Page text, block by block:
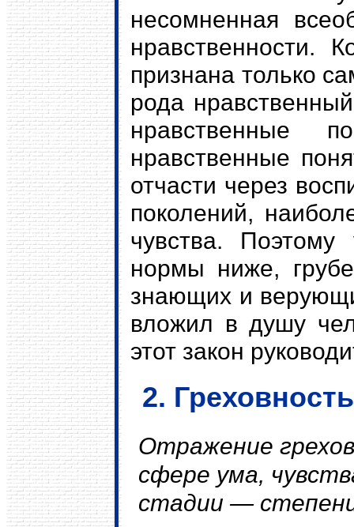
несомненная
нравственности.
признана только
рода
нравственные
нравственные
отчасти через
поколений,
чувства.
нормы ниже,
знающих и
вложил в душу
этот закон
2.
Отражение
сфере ума,
стадии — степени